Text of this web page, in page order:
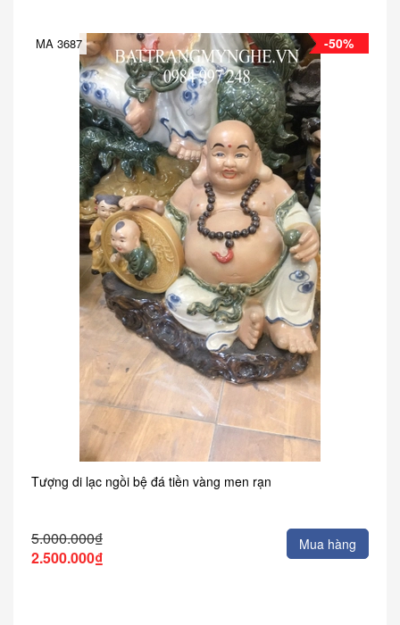
-50%
MA 3687
Tượng di lạc ngồi bệ đá tiền vàng men rạn
5.000.000₫
2.500.000₫
Mua hàng